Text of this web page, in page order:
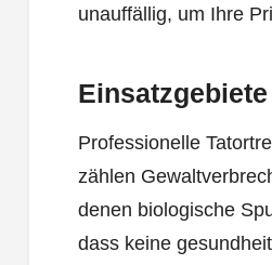
unauffällig, um Ihre
Einsatzgebiete
Professionelle
zählen
denen biologische
dass keine